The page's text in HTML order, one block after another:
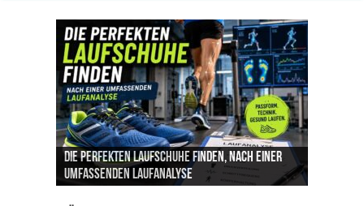
Die perfekten Laufschuhe finden, nach einer
umfassenden Laufanalyse
Intelligente ZYCLE-Bikes: Indoor-Training mit
Präzision, Leistung und Vertrauen
Insemination (IUI): Ablauf, Erfolgschancen und
Kosten im Überblick
Cannabis als Medizin: Wie es Schmerzen, Stress
und Schlaf im Alltag beeinflusst
Leben mit Inkontinenz: Tipps für mehr
Sicherheit im Alltag